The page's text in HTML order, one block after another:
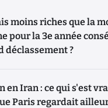
moins riches que la
pour la 3e année
déclassement ?
en Iran : ce qui s'est
Paris regardait